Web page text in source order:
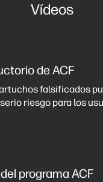
Vídeos
de ACF
falsificados
riesgo para los
programa ACF